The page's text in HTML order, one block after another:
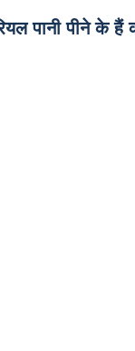
पानी पीने के हैं